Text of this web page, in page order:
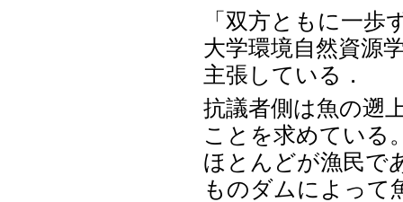
「双方ともに一
大学環境自然資源
主張している．
抗議者側は魚の遡
ことを求めている
ほとんどが漁民で
ものダムによって